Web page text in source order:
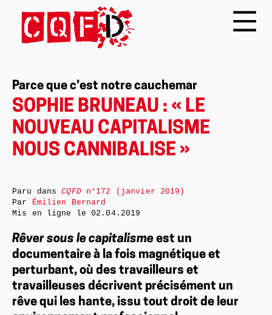
Parce que c’est notre cauchemar
SOPHIE BRUNEAU : « LE
NOUVEAU CAPITALISME
NOUS CANNIBALISE »
Rêver sous le capitalisme est un
documentaire à la fois magnétique et
perturbant, où des travailleurs et
travailleuses décrivent précisément un
rêve qui les hante, issu tout droit de leur
Paru dansCQFDn°172 (janvier 2019)
Par Émilien Bernard
Mis en ligne le02.04.2019